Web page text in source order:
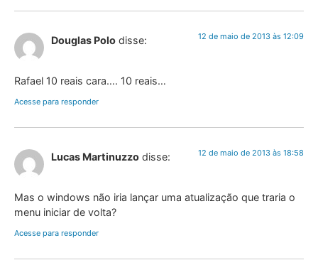
Douglas Polo disse: 12 de maio de 2013 às 12:09
Rafael 10 reais cara…. 10 reais…
Acesse para responder
Lucas Martinuzzo disse: 12 de maio de 2013 às 18:58
Mas o windows não iria lançar uma atualização que traria o
menu iniciar de volta?
Acesse para responder